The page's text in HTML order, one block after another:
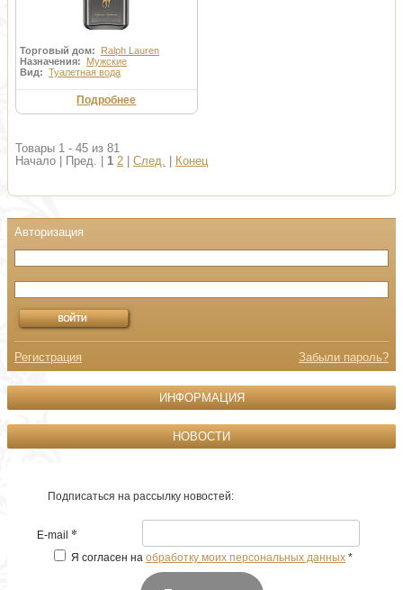
Торговый дом: Ralph Lauren
Назначения: Мужские
Вид: Туалетная вода
Подробнее
Товары 1 - 45 из 81
Начало | Пред. | 1 2 След. Конец
Регистрация Забыли пароль?
ИНФОРМАЦИЯ
НОВОСТИ
Подписаться на рассылку новостей:
E-mail *
Я согласен на обработку моих персональных данных *